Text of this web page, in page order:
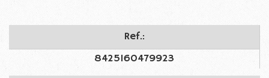
Ref.:
8425160479923